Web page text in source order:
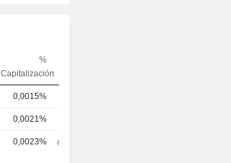
%
Capitalización
0,0015%
0,0021%
0,0023%